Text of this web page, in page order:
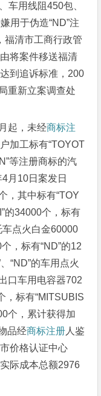
车用线阻450包、
用于伪造“ND”注
福清市工商行政管
将案件移送福清
到追诉标准，200
重新立案调查处
起，未经商标注
加工标有“TOYOT
等注册商标的汽
月10日案发日
，其中标有“TOY
的34000个，标有
车点火白金60000
，标有“ND”的12
“ND”的车用点火
口车用电容器702
，标有“MITSUBIS
个，累计获得加
品经商标注册 人鉴
价格认证中心
际成本总额2976